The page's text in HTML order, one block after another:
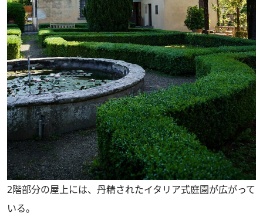
2階部分の屋上には、丹精されたイタリア式庭園が広がって
いる。